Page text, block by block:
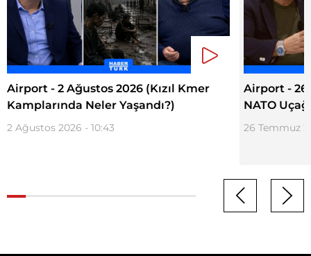
Airport - 2 Ağustos 2026 (Kızıl Kmer
Kamplarında Neler Yaşandı?)
2 Ağustos 2026 - 10:43
Airport - 26
NATO
26 Temmuz